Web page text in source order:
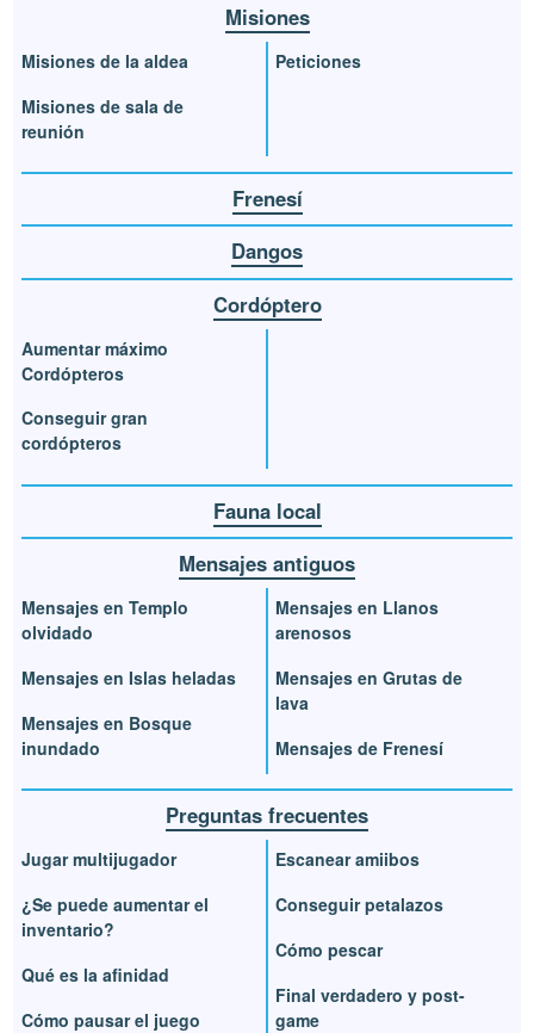
Misiones
Misiones de la aldea
Misiones de sala de
reunión
Peticiones
Frenesí
Dangos
Cordóptero
Aumentar máximo
Cordópteros
Conseguir gran
cordópteros
Fauna local
Mensajes antiguos
Mensajes en Templo
olvidado
Mensajes en Islas heladas
Mensajes en Bosque
inundado
Mensajes en Llanos
arenosos
Mensajes en Grutas de
lava
Mensajes de Frenesí
Preguntas frecuentes
Jugar multijugador
¿Se puede aumentar el
inventario?
Qué es la afinidad
Cómo pausar el juego
Escanear amiibos
Conseguir petalazos
Cómo pescar
Final verdadero y post-
game